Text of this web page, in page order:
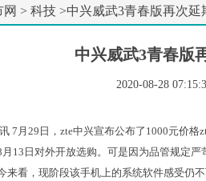
> 科技 >中兴威武3青春版再次延
中兴威武3青春版
2020-08-28
7月29日，zte中兴宣布公布了1000元价
13日对外开放选购。可是因为品管规定
来看，现阶段该手机上的系统软件感受仍不